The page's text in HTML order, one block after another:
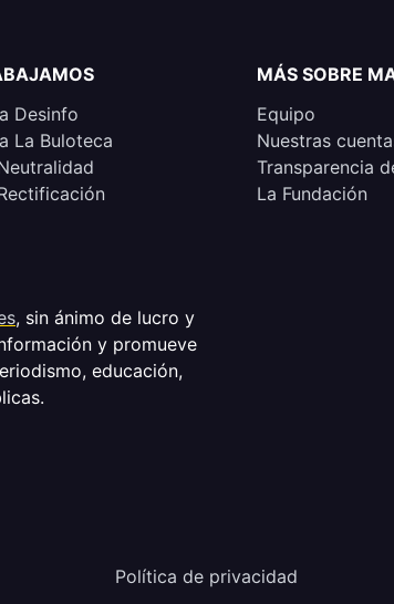
Desinfo
La Buloteca
MÁS SOBRE
Equipo
Nuestras
Transparencia
La Fundación
, sin ánimo de lucro y
y promueve
educación,
Política de privacidad